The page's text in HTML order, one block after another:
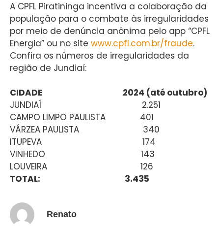
A CPFL Piratininga incentiva a colaboração da
população para o combate às irregularidades
por meio de denúncia anônima pelo app “CPFL
Energia” ou no site www.cpfl.com.br/fraude.
Confira os números de irregularidades da
região de Jundiaí:
CIDADE 2024 (até outubro)
JUNDIAÍ 2.251
CAMPO LIMPO PAULISTA 401
VÁRZEA PAULISTA 340
ITUPEVA 174
VINHEDO 143
LOUVEIRA 126
TOTAL: 3.435
Renato